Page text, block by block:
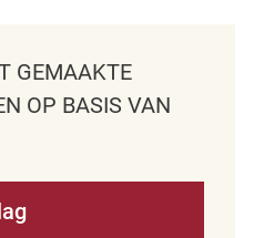
GEMAAKTE
OP BASIS VAN